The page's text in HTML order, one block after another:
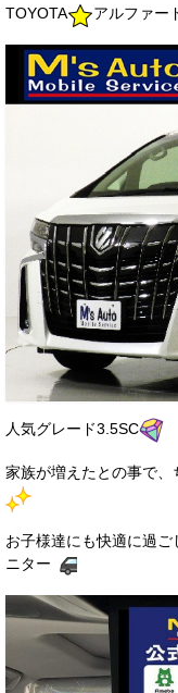
お問い合わせ
メールフォー
電話はこちら
TOYOTA アルファー
人気グレード3.5SC
家族が増えたとの事で
お子様達にも快適に過
ニター